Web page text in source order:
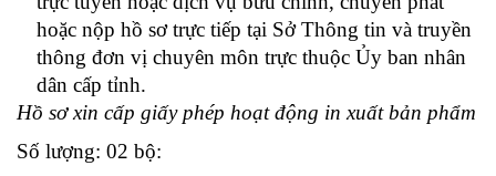
hoặc nộp hồ sơ trực tiếp tại Sở Thông tin và truyền
thông đơn vị chuyên môn trực thuộc Ủy ban nhân
dân cấp tỉnh.
Hồ sơ xin cấp giấy phép hoạt động in xuất bản phẩm
Số lượng: 02 bộ: